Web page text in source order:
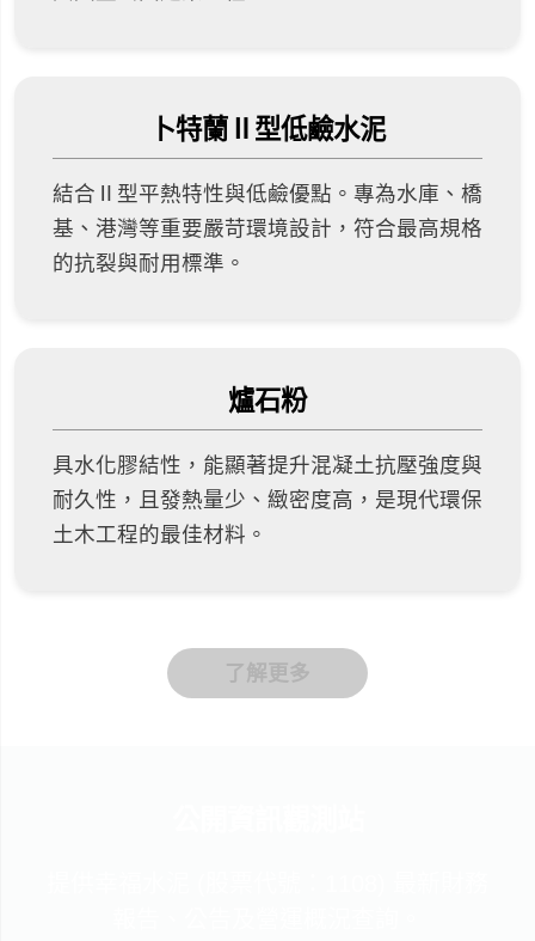
卜特蘭Ⅱ型低鹼水泥
結合Ⅱ型平熱特性與低鹼優點。專為水庫、橋
基、港灣等重要嚴苛環境設計，符合最高規格
的抗裂與耐用標準。
爐石粉
具水化膠結性，能顯著提升混凝土抗壓強度與
耐久性，且發熱量少、緻密度高，是現代環保
土木工程的最佳材料。
了解更多